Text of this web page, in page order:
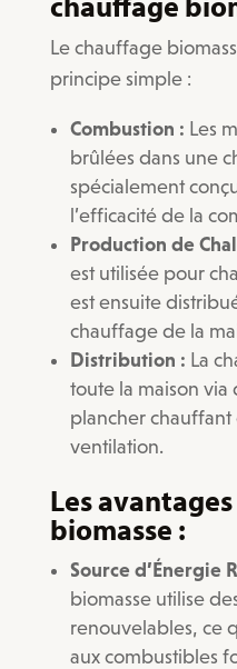
Le chauffage
principe simple :
Combustion : Les
brûlées dans une
spécialement
l’efficacité de la
Production de
est utilisée pour
est ensuite
chauffage de la
Distribution : La
toute la maison via
plancher chauffant
ventilation.
Les
biomasse :
Source d’Énergie
biomasse utilise
renouvelables, ce
aux combustibles